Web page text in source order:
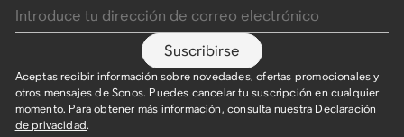
Suscribirse
Aceptas recibir información sobre novedades, ofertas promocionales y
otros mensajes de Sonos. Puedes cancelar tu suscripción en cualquier
momento. Para obtener más información, consulta nuestra Declaración
de privacidad.